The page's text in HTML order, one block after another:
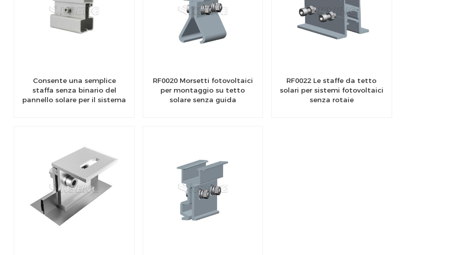
Consente una semplice
staffa senza binario del
pannello solare per il sistema
RF0020 Morsetti fotovoltaici
per montaggio su tetto
solare senza guida
RF0022 Le staffe da tetto
solari per sistemi fotovoltaici
senza rotaie